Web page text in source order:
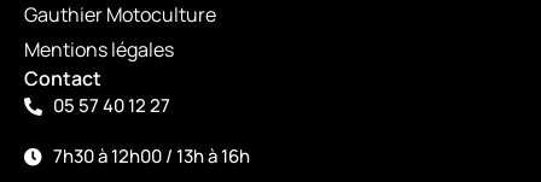
Gauthier Motoculture
Mentions légales
Contact
05 57 40 12 27
7h30 à 12h00 / 13h à 16h